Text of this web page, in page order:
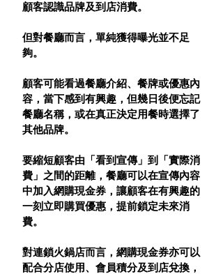
顧客認識品牌及到店消費。
但對餐廳而言，單純獲得曝光並不足
夠。
顧客可能看過餐廳介紹、餐牌或優惠內
容，當下感到有興趣，但幾日後便忘記
餐廳名稱，或在真正決定用餐時選擇了
其他品牌。
要縮短顧客由「看到宣傳」到「實際消
費」之間的距離，餐廳可以在宣傳內容
中加入網購現金券，讓顧客在有興趣的
一刻立即購買優惠，提前鎖定未來消
費。
對連鎖火鍋店而言，網購現金券亦可以
配合分店使用、會員積分及到店兌換，